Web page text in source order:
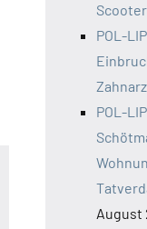
POL-
POL-
August